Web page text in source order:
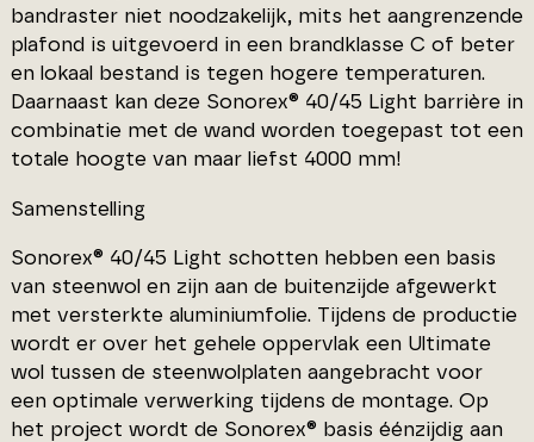
bandraster niet noodzakelijk, mits het aangrenzende
plafond is uitgevoerd in een brandklasse C of beter
en lokaal bestand is tegen hogere temperaturen.
Daarnaast kan deze Sonorex® 40/45 Light barrière in
combinatie met de wand worden toegepast tot een
totale hoogte van maar liefst 4000 mm!
Samenstelling
Sonorex® 40/45 Light schotten hebben een basis
van steenwol en zijn aan de buitenzijde afgewerkt
met versterkte aluminiumfolie. Tijdens de productie
wordt er over het gehele oppervlak een Ultimate
wol tussen de steenwolplaten aangebracht voor
een optimale verwerking tijdens de montage. Op
het project wordt de Sonorex® basis éénzijdig aan